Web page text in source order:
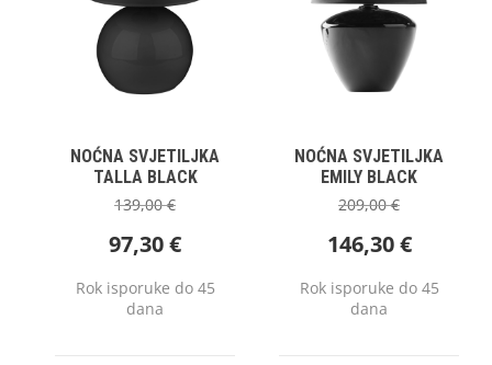
NOĆNA SVJETILJKA
TALLA BLACK
139,00€
97,30€
Rok isporuke do 45
dana
NOĆNA SVJETILJKA
EMILY BLACK
209,00€
146,30€
Rok isporuke do 45
dana